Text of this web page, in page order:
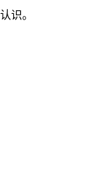
识。